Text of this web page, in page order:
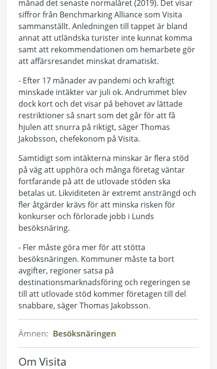
månad det senaste normalåret (2019). Det visar
siffror från Benchmarking Alliance som Visita
sammanställt. Anledningen till tappet är bland
annat att utländska turister inte kunnat komma
samt att rekommendationen om hemarbete gör
att affärsresandet minskat dramatiskt.
- Efter 17 månader av pandemi och kraftigt
minskade intäkter var juli ok. Andrummet blev
dock kort och det visar på behovet av lättade
restriktioner så snart som det går för att få
hjulen att snurra på riktigt, säger Thomas
Jakobsson, chefekonom på Visita.
Samtidigt som intäkterna minskar är flera stöd
på väg att upphöra och många företag väntar
fortfarande på att de utlovade stöden ska
betalas ut. Likviditeten är extremt ansträngd och
fler åtgärder krävs för att minska risken för
konkurser och förlorade jobb i Lunds
besöksnäring.
- Fler måste göra mer för att stötta
besöksnäringen. Kommuner måste ta bort
avgifter, regioner satsa på
destinationsmarknadsföring och regeringen se
till att utlovade stöd kommer företagen till del
snabbare, säger Thomas Jakobsson.
Ämnen: Besöksnäringen
Om Visita